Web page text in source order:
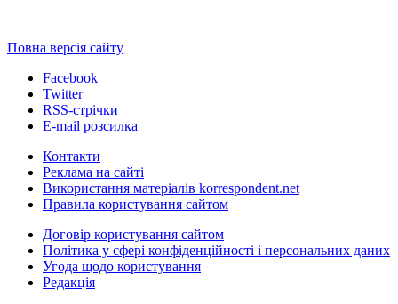
Повна версія сайту
Facebook
Twitter
RSS-стрічки
E-mail розсилка
Контакти
Реклама на сайті
Використання матеріалів korrespondent.net
Правила користування сайтом
Договір користування сайтом
Політика у сфері конфіденційності і персональних даних
Угода щодо користування
Редакція